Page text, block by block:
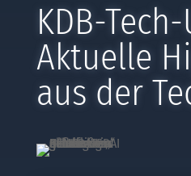
KDB-
Aktuelle
aus der